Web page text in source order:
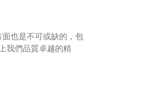
也是不可或缺的，包
我們品質卓越的精